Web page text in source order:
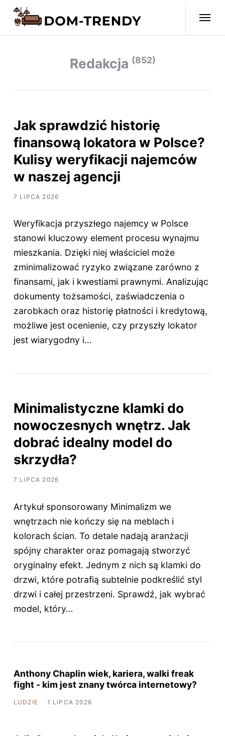
Redakcja (852)
Jak sprawdzić historię
finansową lokatora w Polsce?
Kulisy weryfikacji najemców
w naszej agencji
7 LIPCA 2026
Weryfikacja przyszłego najemcy w Polsce
stanowi kluczowy element procesu wynajmu
mieszkania. Dzięki niej właściciel może
zminimalizować ryzyko związane zarówno z
finansami, jak i kwestiami prawnymi. Analizując
dokumenty tożsamości, zaświadczenia o
zarobkach oraz historię płatności i kredytową,
możliwe jest ocenienie, czy przyszły lokator
jest wiarygodny i…
Minimalistyczne klamki do
nowoczesnych wnętrz. Jak
dobrać idealny model do
skrzydła?
7 LIPCA 2026
Artykuł sponsorowany Minimalizm we
wnętrzach nie kończy się na meblach i
kolorach ścian. To detale nadają aranżacji
spójny charakter oraz pomagają stworzyć
oryginalny efekt. Jednym z nich są klamki do
drzwi, które potrafią subtelnie podkreślić styl
drzwi i całej przestrzeni. Sprawdź, jak wybrać
model, który…
Anthony Chaplin wiek, kariera, walki freak
fight - kim jest znany twórca internetowy?
LUDZIE 1 LIPCA 2026